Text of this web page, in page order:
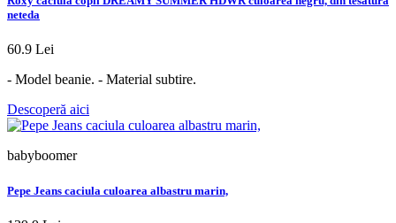
neteda
60.9 Lei
- Model beanie. - Material subtire.
Descoperă aici
babyboomer
Pepe Jeans caciula culoarea albastru marin,